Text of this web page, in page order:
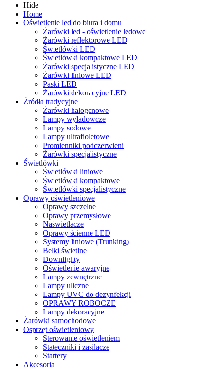
Hide
Home
Oświetlenie led do biura i domu
Żarówki led - oświetlenie ledowe
Żarówki reflektorowe LED
Świetlówki LED
Świetlówki kompaktowe LED
Żarówki specjalistyczne LED
Żarówki liniowe LED
Paski LED
Żarówki dekoracyjne LED
Źródła tradycyjne
Żarówki halogenowe
Lampy wyładowcze
Lampy sodowe
Lampy ultrafioletowe
Promienniki podczerwieni
Żarówki specjalistyczne
Świetlówki
Świetlówki liniowe
Świetlówki kompaktowe
Świetlówki specjalistyczne
Oprawy oświetleniowe
Oprawy szczelne
Oprawy przemysłowe
Naświetlacze
Oprawy ścienne LED
Systemy liniowe (Trunking)
Belki świetlne
Downlighty
Oświetlenie awaryjne
Lampy zewnętrzne
Lampy uliczne
Lampy UVC do dezynfekcji
OPRAWY ROBOCZE
Lampy dekoracyjne
Żarówki samochodowe
Osprzęt oświetleniowy
Sterowanie oświetleniem
Stateczniki i zasilacze
Startery
Akcesoria